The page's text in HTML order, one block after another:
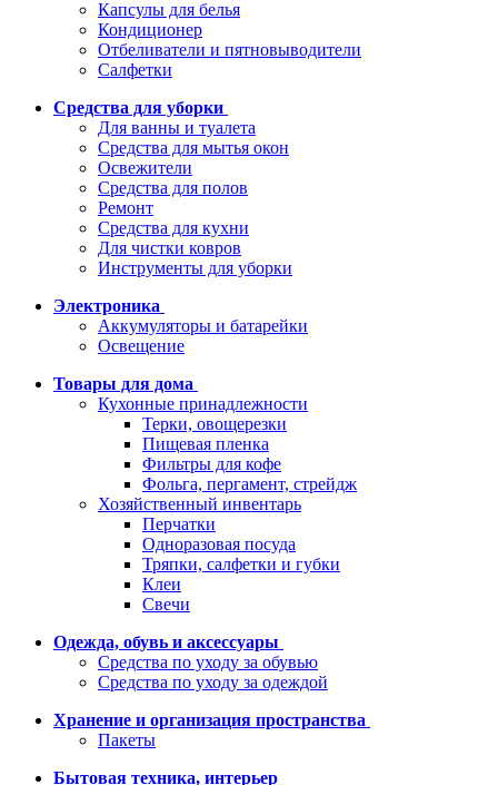
Капсулы для белья
Кондиционер
Отбеливатели и пятновыводители
Салфетки
Средства для уборки
Для ванны и туалета
Средства для мытья окон
Освежители
Средства для полов
Ремонт
Средства для кухни
Для чистки ковров
Инструменты для уборки
Электроника
Аккумуляторы и батарейки
Освещение
Товары для дома
Кухонные принадлежности
Терки, овощерезки
Пищевая пленка
Фильтры для кофе
Фольга, пергамент, стрейдж
Хозяйственный инвентарь
Перчатки
Одноразовая посуда
Тряпки, салфетки и губки
Клеи
Свечи
Одежда, обувь и аксессуары
Средства по уходу за обувью
Средства по уходу за одеждой
Хранение и организация пространства
Пакеты
Бытовая техника, интерьер